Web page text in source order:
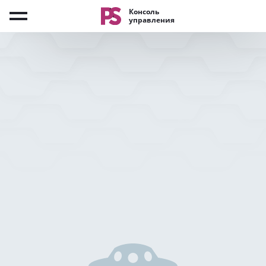
Консоль
управления